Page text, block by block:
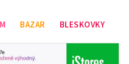
BAZAR BLESKOVKY